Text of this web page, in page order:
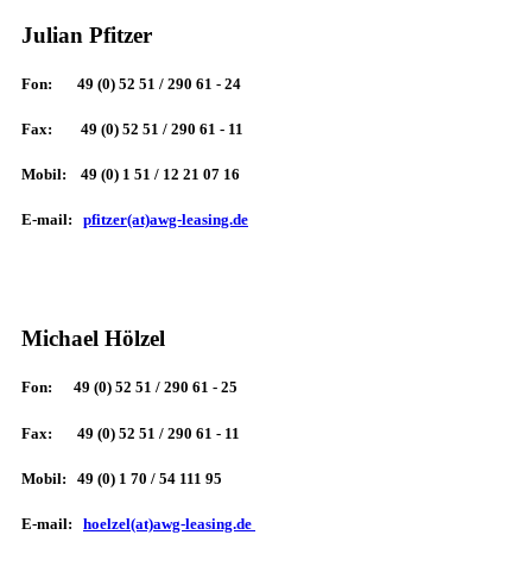
Julian Pfitzer
Fon: 49 (0) 52 51 / 290 61 - 24
Fax: 49 (0) 52 51 / 290 61 - 11
Mobil: 49 (0) 1 51 / 12 21 07 16
E-mail: pfitzer(at)awg-leasing.de
Michael Hölzel
Fon: 49 (0) 52 51 / 290 61 - 25
Fax: 49 (0) 52 51 / 290 61 - 11
Mobil: 49 (0) 1 70 / 54 111 95
E-mail: hoelzel(at)awg-leasing.de